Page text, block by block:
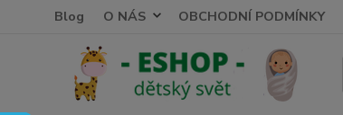
Blog O NÁS OBCHODNÍ PODMÍNKY